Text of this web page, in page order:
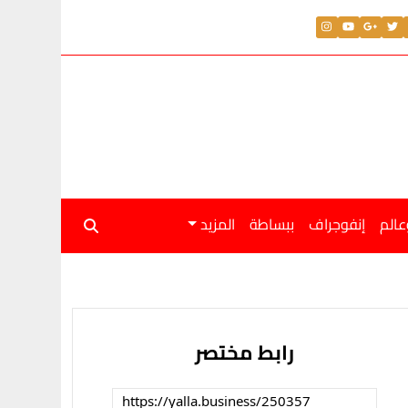
إنفوجراف ببساطة المزيد
رابط مختصر